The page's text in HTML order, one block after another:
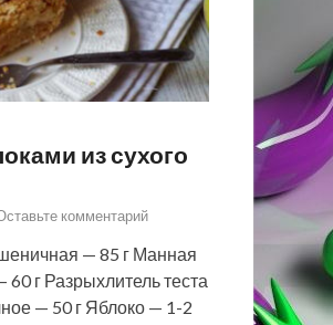
из сухого
комментарий
— 85 г Манная
г Разрыхлитель теста
— 50 г Яблоко — 1-2